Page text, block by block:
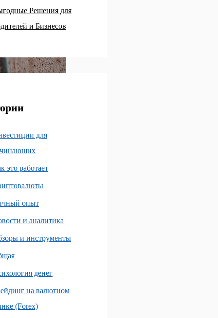
Решения для
и Бизнесов
для
это работает
опыт
и аналитика
и инструменты
денег
на валютном
(Forex)